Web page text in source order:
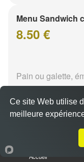
Menu Sandwich
8.50 €
Pain ou galette,
oignons + frites +
Menu
Accueil
Ce site Web utilise
meilleure